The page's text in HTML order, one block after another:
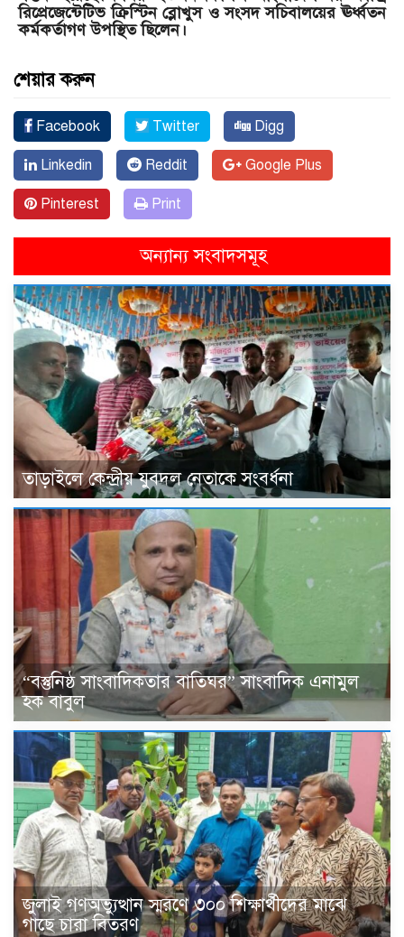
রিপ্রেজেন্টেটিভ ক্রিস্টিন ব্লোখুস ও সংসদ সচিবালয়ের ঊর্ধ্বতন
কর্মকর্তাগণ উপস্থিত ছিলেন।
শেয়ার করুন
Facebook Twitter Digg
Linkedin Reddit Google Plus
Pinterest Print
অন্যান্য সংবাদসমূহ
তাড়াইলে কেন্দ্রীয় যুবদল নেতাকে সংবর্ধনা
“বস্তুনিষ্ঠ সাংবাদিকতার বাতিঘর” সাংবাদিক এনামুল
হক বাবুল
জুলাই গণঅভ্যুত্থান স্মরণে ৩০০ শিক্ষার্থীদের মাঝে
গাছে চারা বিতরণ